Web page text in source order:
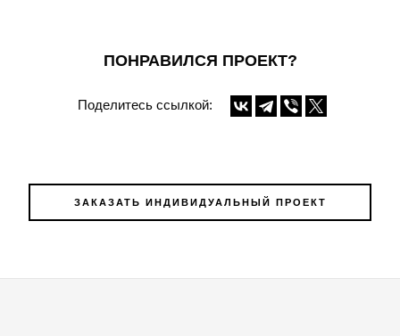
ПОНРАВИЛСЯ ПРОЕКТ?
Поделитесь ссылкой:
ЗАКАЗАТЬ ИНДИВИДУАЛЬНЫЙ ПРОЕКТ